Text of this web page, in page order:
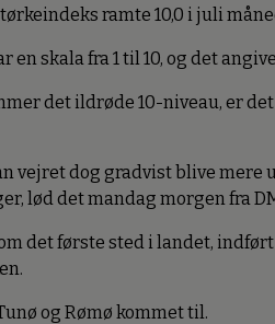
ramte 10,0 i juli
en skala fra 1 til 10, og det
det ildrøde 10-niveau, er
vejret dog gradvist blive
lød det mandag morgen fra
det første sted i landet,
og Rømø kommet til.